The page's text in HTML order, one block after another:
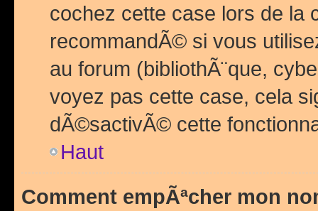
cochez cette case lors de
recommandÃ© si vous
au forum (bibliothÃ¨que,
voyez pas cette case, cela
dÃ©sactivÃ© cette
Haut
Comment empÃªcher mon